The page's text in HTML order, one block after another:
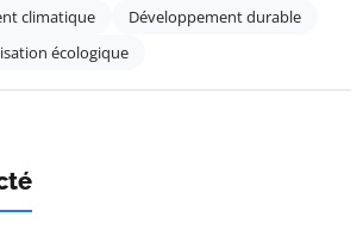
climatique
Développement durable
écologique